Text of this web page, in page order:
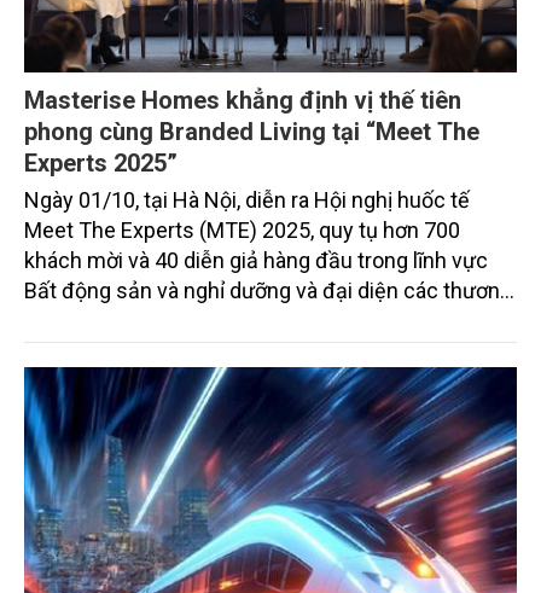
Masterise Homes khẳng định vị thế tiên
phong cùng Branded Living tại “Meet The
Experts 2025”
Ngày 01/10, tại Hà Nội, diễn ra Hội nghị huốc tế
Meet The Experts (MTE) 2025, quy tụ hơn 700
khách mời và 40 diễn giả hàng đầu trong lĩnh vực
Bất động sản và nghỉ dưỡng và đại diện các thương
BLINK Design Group, Hyatt, Sofitel...